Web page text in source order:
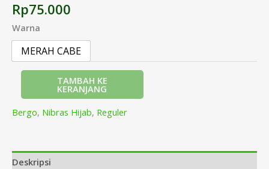
Rp75.000
Warna
MERAH CABE
TAMBAH KE
KERANJANG
Bergo, Nibras Hijab, Reguler
Deskripsi